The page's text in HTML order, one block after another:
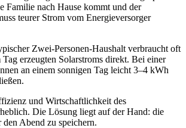
Familie nach Hause kommt und der
teurer Strom vom Energieversorger
Zwei-Personen-Haushalt verbraucht oft
erzeugten Solarstroms direkt. Bei einer
an einem sonnigen Tag leicht 3–4 kWh
und Wirtschaftlichkeit des
Die Lösung liegt auf der Hand: die
Abend zu speichern.